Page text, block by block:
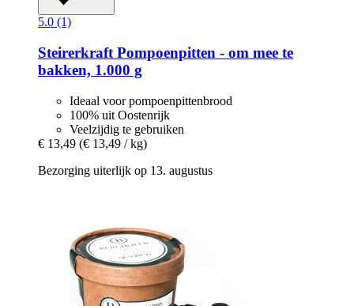
5.0 (1)
Steirerkraft Pompoenpitten -​ om mee te
bakken, 1.000 g
Ideaal voor pompoenpittenbrood
100% uit Oostenrijk
Veelzijdig te gebruiken
€ 13,49 (€ 13,49 / kg)
Bezorging uiterlijk op 13. augustus